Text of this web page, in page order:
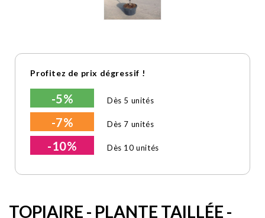
Profitez de prix dégressif !
-5% Dès 5 unités
-7% Dès 7 unités
-10% Dès 10 unités
TOPIAIRE - PLANTE TAILLÉE -